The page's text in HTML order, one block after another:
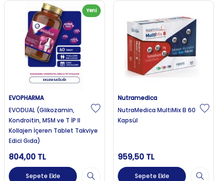
Yeni
EVOPHARMA
EVODUAL (Glikozamin,
Kondroitin, MSM ve T İP II
Kollajen İçeren Tablet Takviye
Edici Gıda)
804,00 TL
Sepete Ekle
Nutramedica
NutraMedica MultiMix B 60
Kapsül
959,50 TL
Sepete Ekle